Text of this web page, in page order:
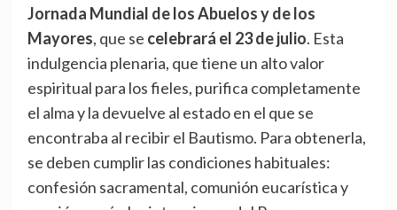
Jornada Mundial de los Abuelos y de los
Mayores, que se celebrará el 23 de julio. Esta
indulgencia plenaria, que tiene un alto valor
espiritual para los fieles, purifica completamente
el alma y la devuelve al estado en el que se
encontraba al recibir el Bautismo. Para obtenerla,
se deben cumplir las condiciones habituales:
confesión sacramental, comunión eucarística y